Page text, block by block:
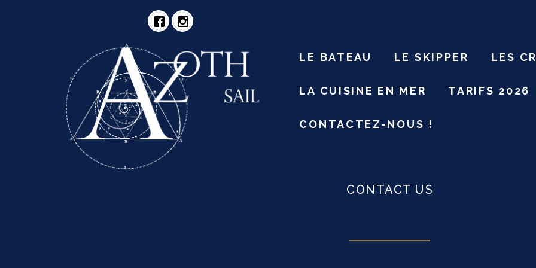
LE BATEAU LE SKIPPER LES
LA CUISINE EN MER TARIFS 2026
CONTACTEZ-NOUS !
CONTACT US